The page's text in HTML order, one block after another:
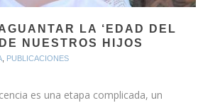
LA ‘EDAD DEL
DE NUESTROS HIJOS
, PUBLICACIONES
es una etapa complicada, un